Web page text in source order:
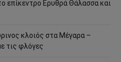
επίκεντρο Ερυθρά Θάλασσα και
κλοιός στα Μέγαρα –
τις φλόγες